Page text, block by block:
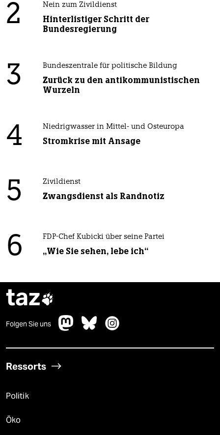
2 Nein zum Zivildienst
Hinterlistiger Schritt der
Bundesregierung
3 Bundeszentrale für politische Bildung
Zurück zu den antikommunistischen
Wurzeln
4 Niedrigwasser in Mittel- und Osteuropa
Stromkrise mit Ansage
5 Zivildienst
Zwangsdienst als Randnotiz
6 FDP-Chef Kubicki über seine Partei
„Wie Sie sehen, lebe ich“
taz
Folgen Sie uns
Ressorts
Politik
Öko